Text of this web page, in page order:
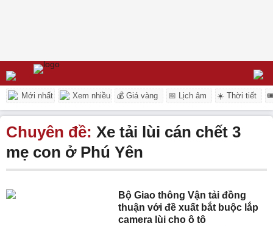
Mới nhất Xem nhiều 💰 Giá vàng 📅 Lịch âm ☀️ Thời tiết
Chuyên đề: Xe tải lùi cán chết 3
mẹ con ở Phú Yên
Bộ Giao thông Vận tải đồng
thuận với đề xuất bắt buộc lắp
camera lùi cho ô tô